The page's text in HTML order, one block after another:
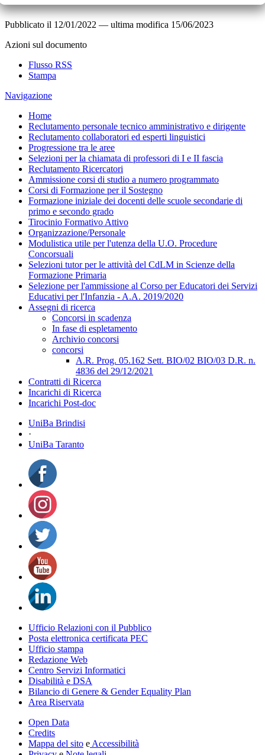
Pubblicato il 12/01/2022 — ultima modifica 15/06/2023
Azioni sul documento
Flusso RSS
Stampa
Navigazione
Home
Reclutamento personale tecnico amministrativo e dirigente
Reclutamento collaboratori ed esperti linguistici
Progressione tra le aree
Selezioni per la chiamata di professori di I e II fascia
Reclutamento Ricercatori
Ammissione corsi di studio a numero programmato
Corsi di Formazione per il Sostegno
Formazione iniziale dei docenti delle scuole secondarie di
primo e secondo grado
Tirocinio Formativo Attivo
Organizzazione/Personale
Modulistica utile per l'utenza della U.O. Procedure
Concorsuali
Selezioni tutor per le attività del CdLM in Scienze della
Formazione Primaria
Selezione per l'ammissione al Corso per Educatori dei Servizi
Educativi per l'Infanzia - A.A. 2019/2020
Assegni di ricerca
Concorsi in scadenza
In fase di espletamento
Archivio concorsi
concorsi
A.R. Prog. 05.162 Sett. BIO/02 BIO/03 D.R. n.
4836 del 29/12/2021
Contratti di Ricerca
Incarichi di Ricerca
Incarichi Post-doc
UniBa Brindisi
·
UniBa Taranto
Ufficio Relazioni con il Pubblico
Posta elettronica certificata PEC
Ufficio stampa
Redazione Web
Centro Servizi Informatici
Disabilità e DSA
Bilancio di Genere & Gender Equality Plan
Area Riservata
Open Data
Credits
Mappa del sito e Accessibilità